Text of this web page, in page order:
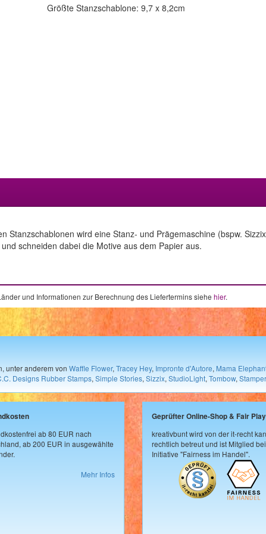
Größte Stanzschablone: 9,7 x 8,2cm
Stanzschablonen wird eine Stanz- und Prägemaschine (bspw.
schneiden dabei die Motive aus dem Papier aus.
und Informationen zur Berechnung des Liefertermins siehe hier.
unter anderem von Waffle Flower, Tracey Hey, Impronte d'Autore, Mama
Designs Rubber Stamps, Simple Stories, Sizzix, StudioLight, Tombow,
ab 80 EUR nach
ab 200 EUR in ausgewählte
Mehr Infos
Geprüfter Online-Shop & Fair Play
kreativbunt wird von der it-recht
rechtlich betreut und ist Mitglied
Initiative "Fairness im Handel".